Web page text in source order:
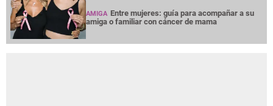
AMIGA Entre mujeres: guía para acompañar a su
amiga o familiar con cáncer de mama